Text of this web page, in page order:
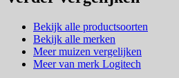
Bekijk alle productsoorten
Bekijk alle merken
Meer muizen vergelijken
Meer van merk Logitech